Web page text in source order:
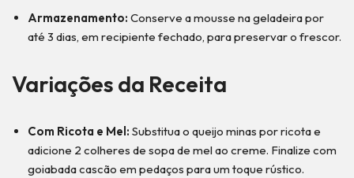
Armazenamento: Conserve a mousse na geladeira por
até 3 dias, em recipiente fechado, para preservar o frescor.
Variações da Receita
Com Ricota e Mel: Substitua o queijo minas por ricota e
adicione 2 colheres de sopa de mel ao creme. Finalize com
goiabada cascão em pedaços para um toque rústico.